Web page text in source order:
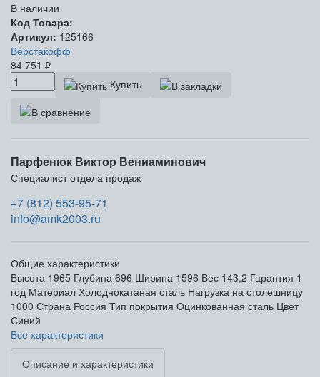
В наличии
Код Товара:
Артикул: 125166
Верстакофф
84 751 ₽
Купить
Парфенюк Виктор Вениаминович
Специалист отдела продаж
+7 (812) 553-95-71
info@amk2003.ru
Общие характеристики
Высота 1965 Глубина 696 Ширина 1596 Вес 143,2 Гарантия 1
год Материал Холоднокатаная сталь Нагрузка на столешницу
1000 Страна Россия Тип покрытия Оцинкованная сталь Цвет
Синий
Все характеристики
Описание и характеристики